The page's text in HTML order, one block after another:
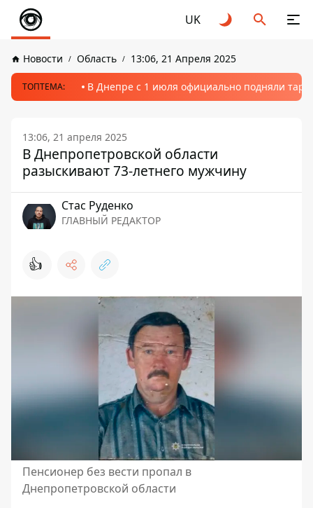
UK
Новости Область 13:06, 21 Апреля 2025
ТОПТЕМА: В Днепре с 1 июля официально подняли
13:06, 21 апреля 2025
В Днепропетровской области
разыскивают 73-летнего мужчину
Стаc Руденко
ГЛАВНЫЙ РЕДАКТОР
👍
Пенсионер без вести пропал в
Днепропетровской области